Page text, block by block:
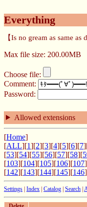
Everything
【Is no gream as same as
Max file size: 200.00MB
Choose file:
Comment:
Password:
Allowed extensions
[Home]
[ALL][1][2][3][4][5][6][7
[53][54][55][56][57][58][
[103][104][105][106][107
[142][143][144][145][146
Settings | Index | Catalog | Search |